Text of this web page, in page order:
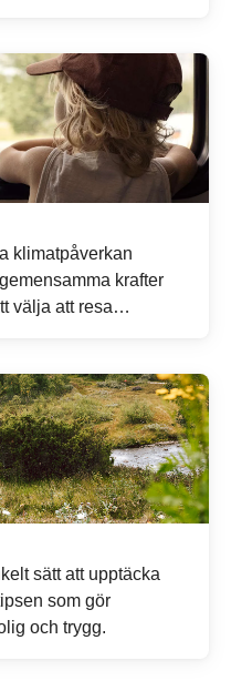
klimatpåverkan
krafter
välja att resa
sätt att upptäcka
som gör
och trygg.